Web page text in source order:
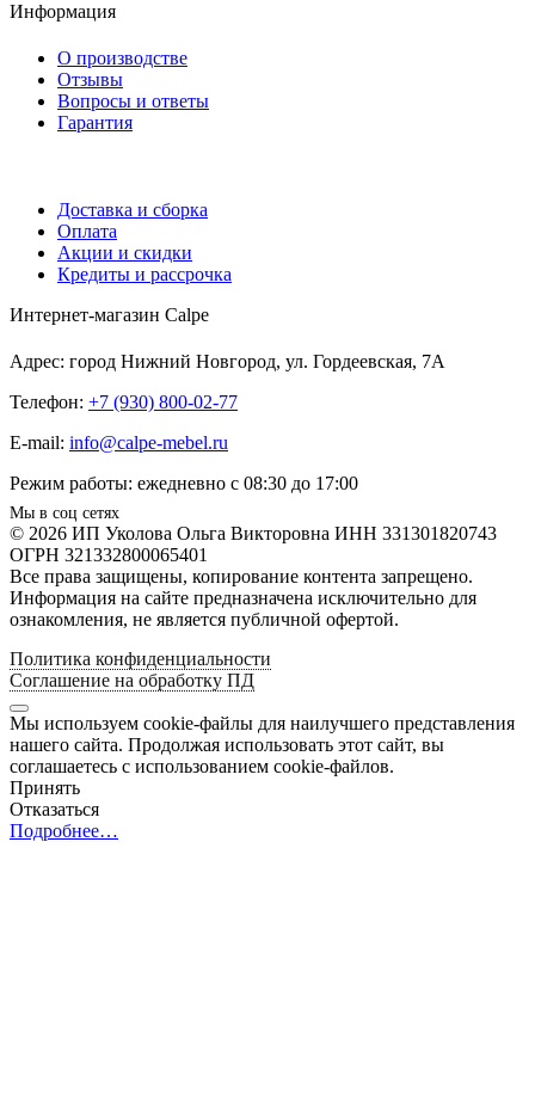
Информация
О производстве
Отзывы
Вопросы и ответы
Гарантия
Доставка и сборка
Оплата
Акции и скидки
Кредиты и рассрочка
Интернет-магазин Calpe
Адрес: город Нижний Новгород, ул. Гордеевская, 7А
Телефон: +7 (930) 800-02-77
E-mail: info@calpe-mebel.ru
Режим работы: ежедневно с 08:30 до 17:00
Мы в соц сетях
© 2026 ИП Уколова Ольга Викторовна ИНН 331301820743
ОГРН 321332800065401
Все права защищены, копирование контента запрещено.
Информация на сайте предназначена исключительно для
ознакомления, не является публичной офертой.
Политика конфиденциальности
Соглашение на обработку ПД
Мы используем cookie-файлы для наилучшего представления
нашего сайта. Продолжая использовать этот сайт, вы
соглашаетесь с использованием cookie-файлов.
Принять
Отказаться
Подробнее…